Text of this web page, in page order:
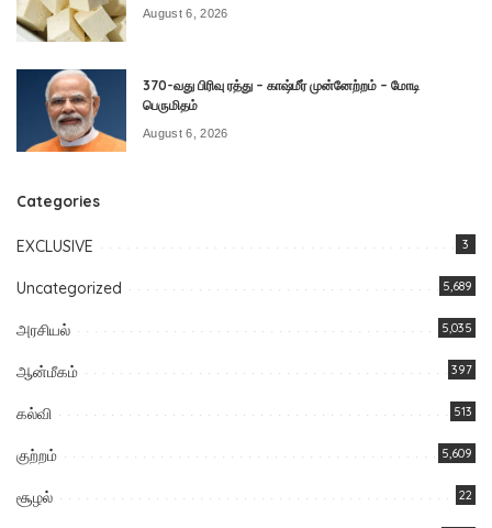
August 6, 2026
370-வது பிரிவு ரத்து – காஷ்மீர் முன்னேற்றம் – மோடி
பெருமிதம்
August 6, 2026
Categories
EXCLUSIVE 3
Uncategorized 5,689
அரசியல் 5,035
ஆன்மீகம் 397
கல்வி 513
குற்றம் 5,609
சூழல் 22